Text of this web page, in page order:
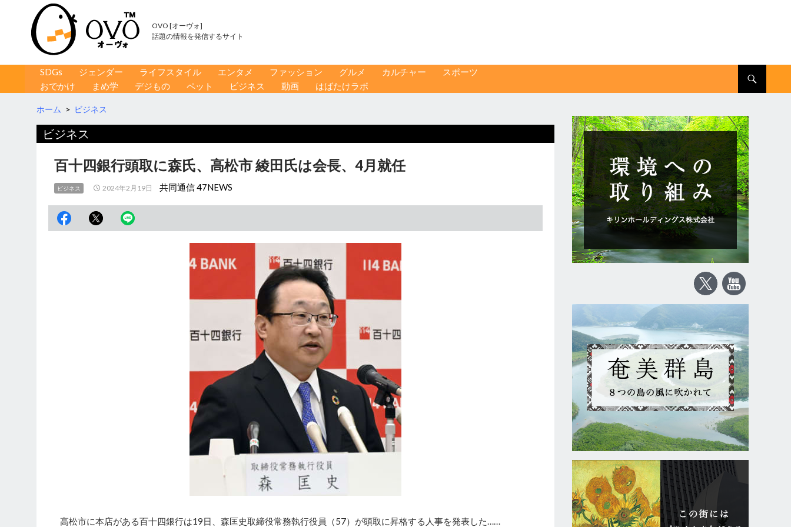
OVO [オーヴォ]
話題の情報を発信するサイト
コンテンツへ移動
SDGs ジェンダー ライフスタイル エンタメ ファッション グルメ カルチャー
スポーツ
おでかけ
まめ学 デジもの ペット ビジネス 動画 はばたけラボ
ホーム > ビジネス
ビジネス
百十四銀行頭取に森氏、高松市 綾田氏は会長、4月就任
ビジネス 2024年2月19日 共同通信 47NEWS
高松市に本店がある百十四銀行は19日、森匡史取締役常務執行役員（57）が頭取に昇格する人事を発表した……